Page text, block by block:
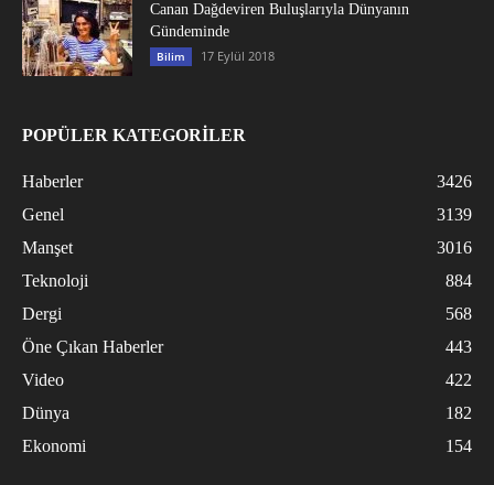
Canan Dağdeviren Buluşlarıyla Dünyanın
Gündeminde
Bilim 17 Eylül 2018
POPÜLER KATEGORİLER
Haberler
3426
Genel
3139
Manşet
3016
Teknoloji
884
Dergi
568
Öne Çıkan Haberler
443
Video
422
Dünya
182
Ekonomi
154